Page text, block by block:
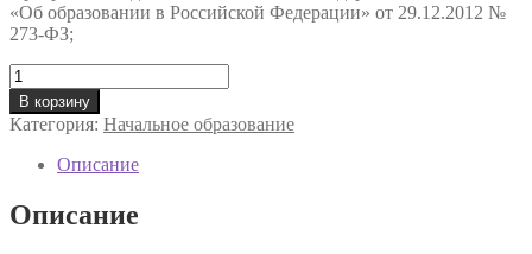
«Об образовании в Российской Федерации» от 29.12.2012 №
273-ФЗ;
Количество
товара
Профессиональная
переподготовка
«Формирование
методического
и
технологического
В корзину
Категория: Начальное образование
Описание
Описание